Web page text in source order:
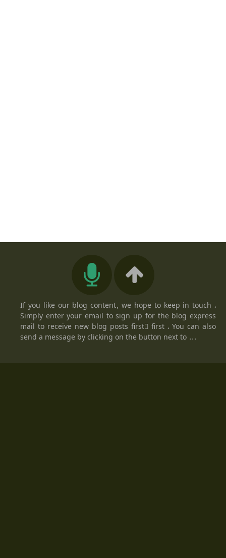
If you like our blog content, we hope to keep in touch ،
Simply enter your email to sign up for the blog express
mail to receive new blog posts firstً first ، You can also
send a message by clicking on the button next to ...